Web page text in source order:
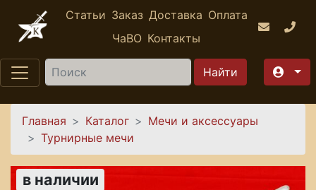
Перейти к основному содержанию
Статьи Заказ Доставка Оплата
ЧаВО Контакты
Найти
Вы здесь
Главная Каталог
Мечи и аксессуары
Турнирные мечи
в наличии